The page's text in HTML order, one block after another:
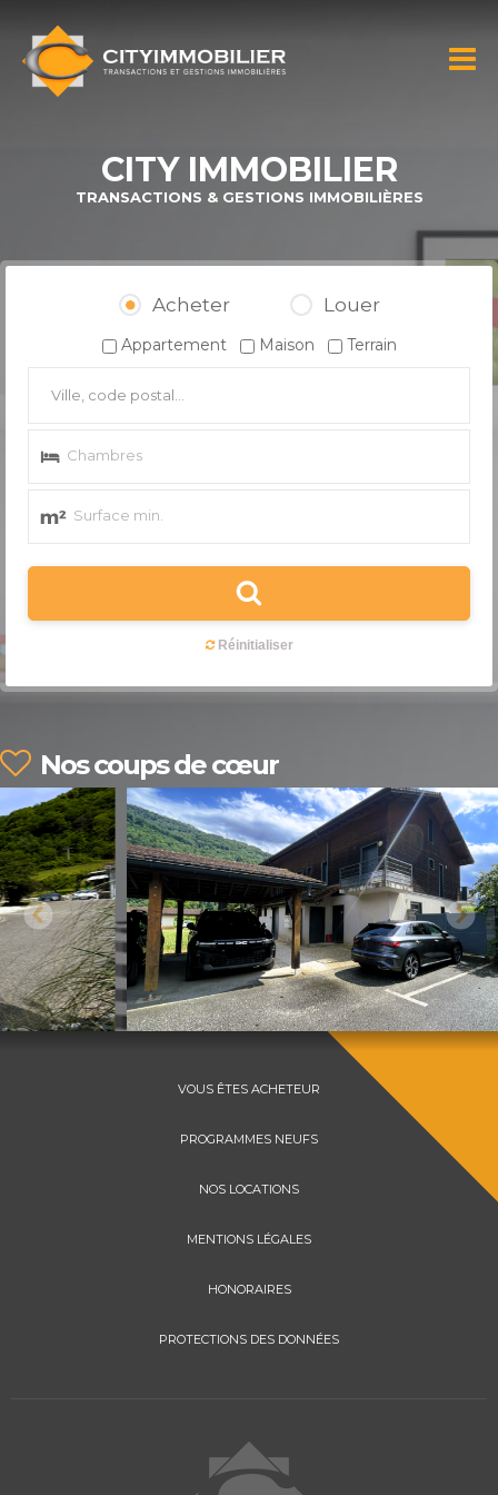
principal
CITY
IMMOBILIER
CITY IMMOBILIER
TRANSACTIONS & GESTIONS IMMOBILIÈRES
Acheter Louer
Appartement Maison Terrain
Nos coups de cœur
VOUS ÊTES ACHETEUR
PROGRAMMES NEUFS
NOS LOCATIONS
MENTIONS LÉGALES
HONORAIRES
PROTECTIONS DES DONNÉES